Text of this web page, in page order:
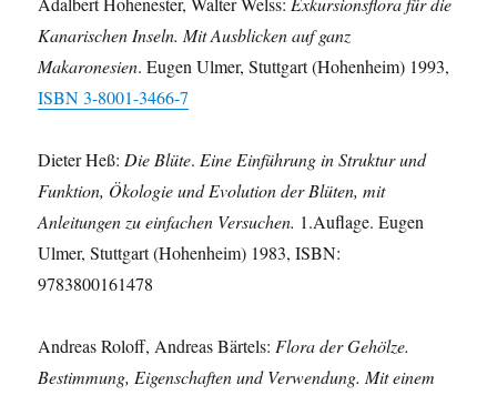
Kanarischen Inseln. Mit Ausblicken auf ganz
Makaronesien. Eugen Ulmer, Stuttgart (Hohenheim) 1993,
ISBN 3-8001-3466-7
Dieter Heß:Die Blüte. Eine Einführung in Struktur und
Funktion, Ökologie und Evolution der Blüten, mit
Anleitungen zu einfachen Versuchen. 1.Auflage. Eugen
Ulmer, Stuttgart (Hohenheim) 1983, ISBN:
9783800161478
Andreas Roloff, Andreas Bärtels:Flora der Gehölze.
Bestimmung, Eigenschaften und Verwendung. Mit einem